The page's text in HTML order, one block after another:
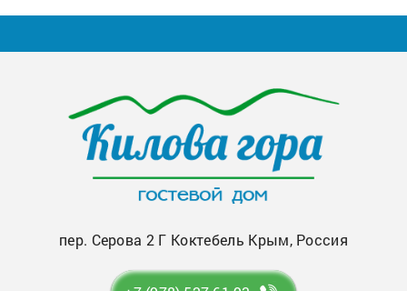
пер. Серова 2 Г Коктебель Крым, Россия